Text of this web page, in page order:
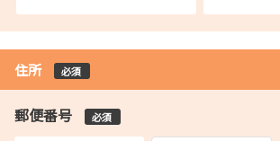
住所 必須
郵便番号 必須